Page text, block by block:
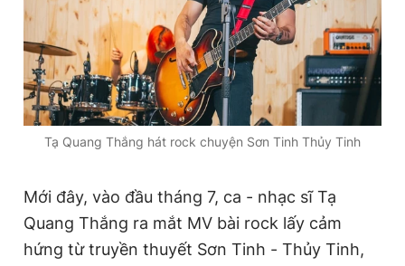
Tạ Quang Thắng hát rock chuyện Sơn Tinh Thủy Tinh
Mới đây, vào đầu tháng 7, ca - nhạc sĩ Tạ
Quang Thắng ra mắt MV bài rock lấy cảm
hứng từ truyền thuyết Sơn Tinh - Thủy Tinh,